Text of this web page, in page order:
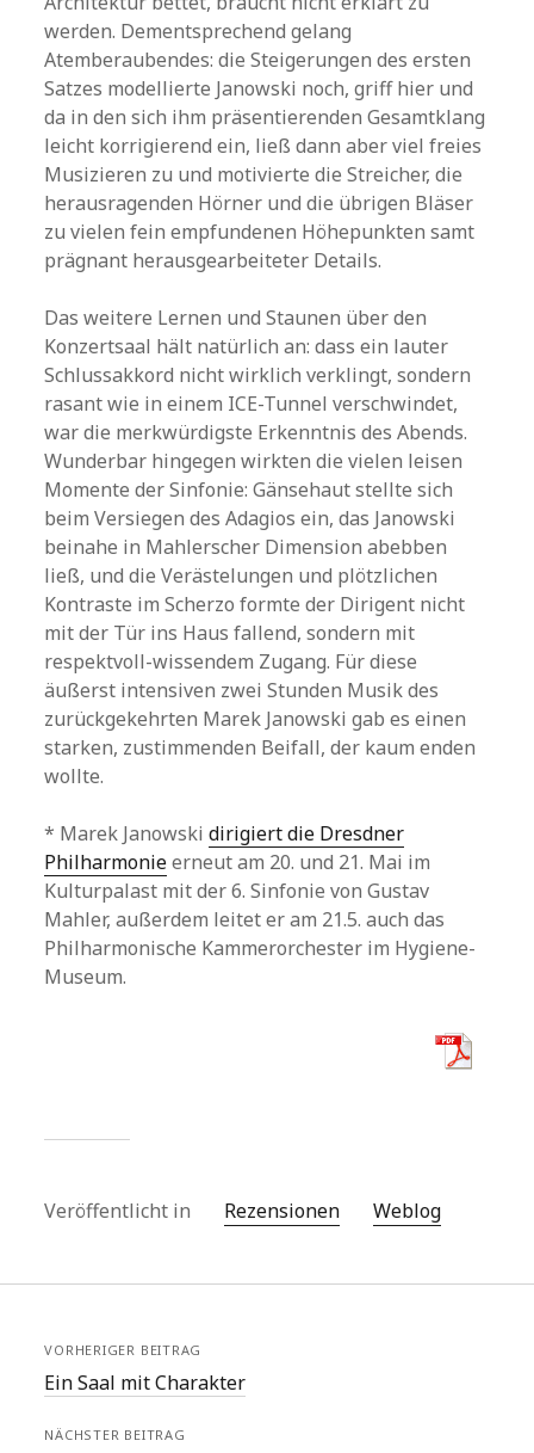
werden. Dementsprechend gelang
Atemberaubendes: die Steigerungen des ersten
Satzes modellierte Janowski noch, griff hier und
da in den sich ihm präsentierenden Gesamtklang
leicht korrigierend ein, ließ dann aber viel freies
Musizieren zu und motivierte die Streicher, die
herausragenden Hörner und die übrigen Bläser
zu vielen fein empfundenen Höhepunkten samt
prägnant herausgearbeiteter Details.
Das weitere Lernen und Staunen über den
Konzertsaal hält natürlich an: dass ein lauter
Schlussakkord nicht wirklich verklingt, sondern
rasant wie in einem ICE-Tunnel verschwindet,
war die merkwürdigste Erkenntnis des Abends.
Wunderbar hingegen wirkten die vielen leisen
Momente der Sinfonie: Gänsehaut stellte sich
beim Versiegen des Adagios ein, das Janowski
beinahe in Mahlerscher Dimension abebben
ließ, und die Verästelungen und plötzlichen
Kontraste im Scherzo formte der Dirigent nicht
mit der Tür ins Haus fallend, sondern mit
respektvoll-wissendem Zugang. Für diese
äußerst intensiven zwei Stunden Musik des
zurückgekehrten Marek Janowski gab es einen
starken, zustimmenden Beifall, der kaum enden
wollte.
* Marek Janowskidirigiert die Dresdner
Philharmonieerneut am 20. und 21. Mai im
Kulturpalast mit der 6. Sinfonie von Gustav
Mahler, außerdem leitet er am 21.5. auch das
Philharmonische Kammerorchester im Hygiene-
Museum.
Veröffentlicht in Rezensionen Weblog
VORHERIGER BEITRAG
Ein Saal mit Charakter
NÄCHSTER BEITRAG